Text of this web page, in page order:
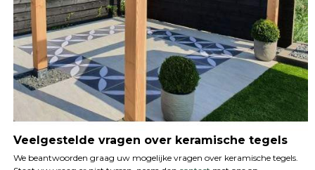
Veelgestelde vragen over keramische tegels
We beantwoorden graag uw mogelijke vragen over keramische tegels.